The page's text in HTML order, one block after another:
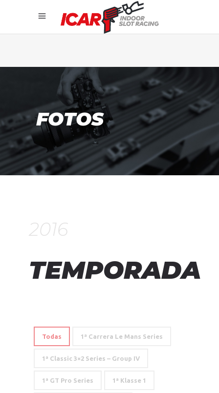
FOTOS
TEMPORADA
2016
Todas 1ª Carrera Le Mans Series
1ª Classic 3×2 Series – Group IV
1ª GT Pro Series 1ª Klasse 1